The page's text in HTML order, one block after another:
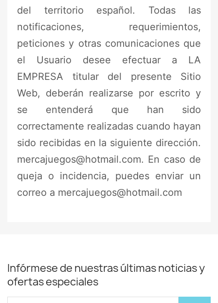
del territorio español. Todas las
notificaciones, requerimientos,
peticiones y otras comunicaciones que
el Usuario desee efectuar a LA
EMPRESA titular del presente Sitio
Web, deberán realizarse por escrito y
se entenderá que han sido
correctamente realizadas cuando hayan
sido recibidas en la siguiente dirección.
mercajuegos@hotmail.com. En caso de
queja o incidencia, puedes enviar un
correo a mercajuegos@hotmail.com
Infórmese de nuestras últimas noticias y
ofertas especiales